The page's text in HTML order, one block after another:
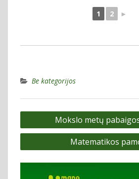
1 2 ►
Be kategorijos
Navigacija
tarp
Mokslo metų
Matematikos